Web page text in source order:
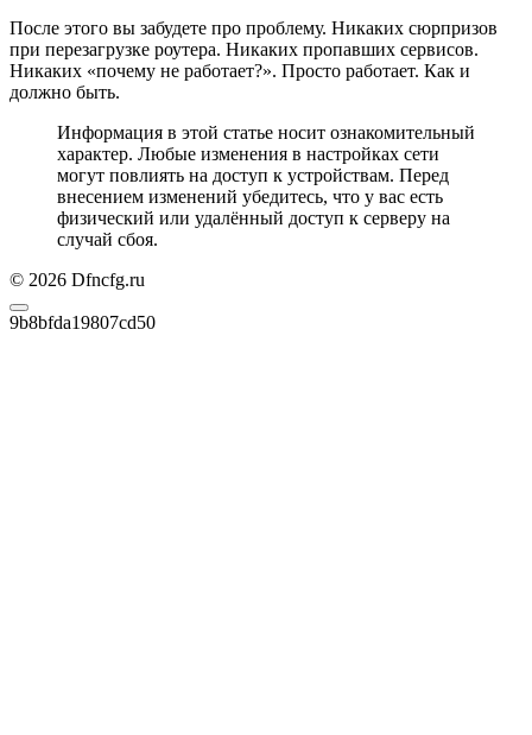
После этого вы забудете про проблему. Никаких сюрпризов
при перезагрузке роутера. Никаких пропавших сервисов.
Никаких «почему не работает?». Просто работает. Как и
должно быть.
Информация в этой статье носит ознакомительный
характер. Любые изменения в настройках сети
могут повлиять на доступ к устройствам. Перед
внесением изменений убедитесь, что у вас есть
физический или удалённый доступ к серверу на
случай сбоя.
© 2026 Dfncfg.ru
9b8bfda19807cd50